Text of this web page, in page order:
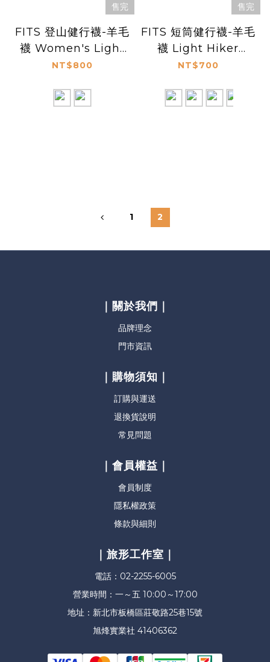
售完
FITS 登山健行襪-羊毛
襪 Women's Light
Hiker Crew
NT$800
售完
FITS 短筒健行襪-羊毛
襪 Light Hiker
Quarter Sunrise -
NT$700
1 2
｜關於我們｜
品牌理念
門市資訊
｜購物須知｜
訂購與運送
退換貨說明
常見問題
｜會員權益｜
會員制度
隱私權政策
條款與細則
｜旅形工作室｜
電話：02-2255-6005
營業時間：一～五 10:00～17:00
地址：新北市板橋區莊敬路25巷15號
旭烽實業社 41406362